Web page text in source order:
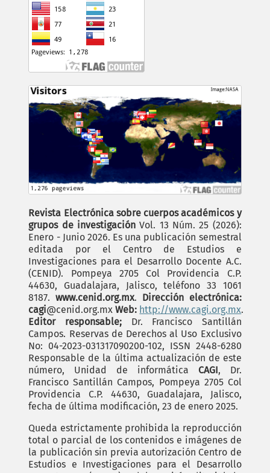
Revista Electrónica sobre cuerpos académicos y
grupos de investigación Vol. 13 Núm. 25 (2026):
Enero - Junio 2026. Es una publicación semestral
editada por el Centro de Estudios e
Investigaciones para el Desarrollo Docente A.C.
(CENID). Pompeya 2705 Col Providencia C.P.
44630, Guadalajara, Jalisco, teléfono 33 1061
8187.www.cenid.org.mx. Dirección electrónica:
cagi@cenid.org.mxWeb: http://www.cagi.org.mx.
Editor responsable;Dr. Francisco Santillán
Campos. Reservas de Derechos al Uso Exclusivo
No: 04-2023-031317090200-102, ISSN 2448-6280
Responsable de la última actualización de este
número, Unidad de informática CAGI, Dr.
Francisco Santillán Campos, Pompeya 2705 Col
Providencia C.P. 44630, Guadalajara, Jalisco,
fecha de última modificación, 23 de enero 2025.
Queda estrictamente prohibida la reproducción
total o parcial de los contenidos e imágenes de
la publicación sin previa autorización Centro de
Estudios e Investigaciones para el Desarrollo